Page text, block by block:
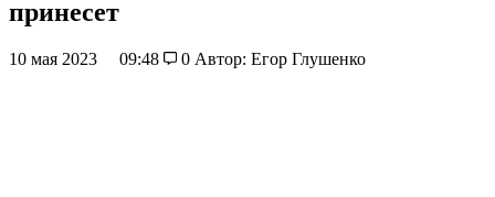
принесет
10 мая 2023 09:48 0 Автор: Егор Глушенко